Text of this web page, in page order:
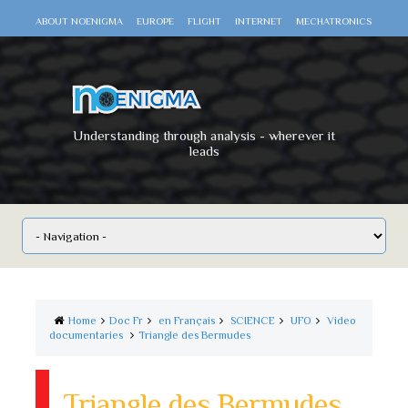
ABOUT NOENIGMA EUROPE FLIGHT INTERNET MECHATRONICS
Understanding through analysis - wherever it
leads
Home Doc Fr en Français SCIENCE UFO
Video
documentaries
Triangle des Bermudes